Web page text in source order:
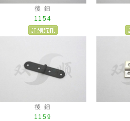
後 鈕
1154
後 鈕
1159